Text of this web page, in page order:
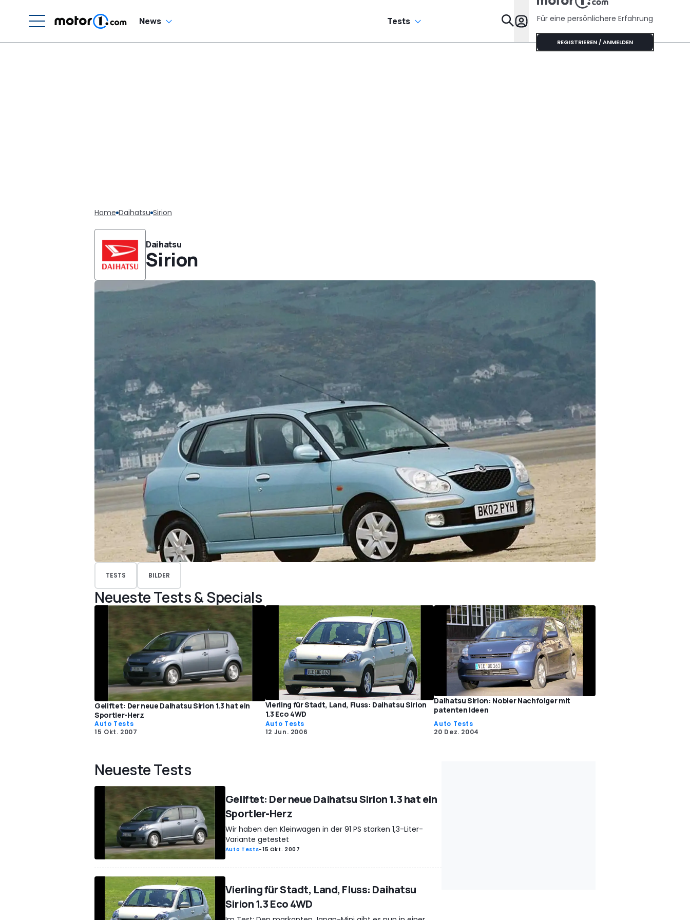
News Tests Specials
Für eine persönlichere Erfahrung
REGISTRIEREN / ANMELDEN
Home Daihatsu Sirion
Daihatsu
Sirion
TESTS BILDER
Neueste Tests & Specials
Geliftet: Der neue Daihatsu Sirion 1.3 hat ein
Sportler-Herz
Auto Tests
15 Okt. 2007
Vierling für Stadt, Land, Fluss: Daihatsu Sirion
1.3 Eco 4WD
Auto Tests
12 Jun. 2006
Daihatsu Sirion: Nobler Nachfolger mit
patenten Ideen
Auto Tests
20 Dez. 2004
Neueste Tests
Geliftet: Der neue Daihatsu Sirion 1.3 hat ein
Sportler-Herz
Wir haben den Kleinwagen in der 91 PS starken 1,3-Liter-
Variante getestet
Auto Tests-15 Okt. 2007
Vierling für Stadt, Land, Fluss: Daihatsu
Sirion 1.3 Eco 4WD